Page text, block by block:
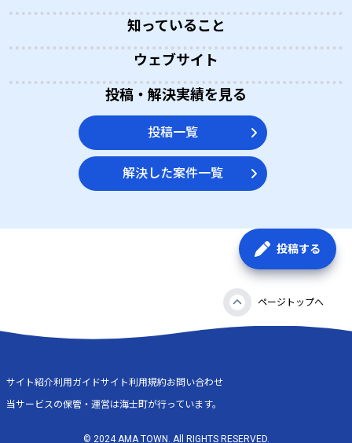
知っていること
ウェブサイト
投稿・解決実績を見る
投稿一覧
解決した案件一覧
投稿する
ページトップへ
サイト紹介利用ガイドサイト利用規約お問い合わせ
当サービスの保管・運営は海士町が行っています。
© 2024 AMA TOWN. All RIGHTS RESERVED.